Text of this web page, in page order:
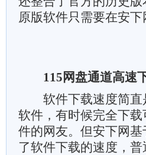
原版软件只需要在安下
115网盘通道高速
软件下载速度简直
软件，有时候完全下
件的网友。但安下网
了软件下载的速度，